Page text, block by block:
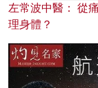
左常波中醫： 從
理身體？